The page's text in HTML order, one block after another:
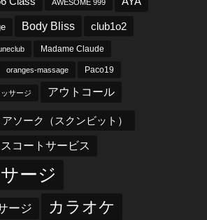
AWESOME 999
Body Bliss club1o2
Madame Claude
oranges-massage Paco19
サージ アウトコール
アソーク（スクンビット）
コートサービス
ージ
ージ カラオケ